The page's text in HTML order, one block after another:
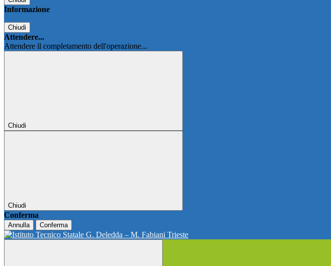
Informazione
Chiudi
Attendere...
Attendere il completamento dell'operazione...
Chiudi
Chiudi
Conferma
Annulla Conferma